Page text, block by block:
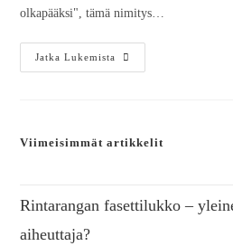
olkapääksi", tämä nimitys…
Jatka Lukemista
Viimeisimmät artikkelit
Rintarangan fasettilukko –
aiheuttaja?